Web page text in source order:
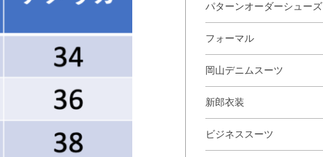
パターンオーダーシューズ
フォーマル
岡山デニムスーツ
新郎衣装
ビジネススーツ